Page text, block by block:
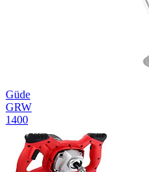
Güde
GRW
1400